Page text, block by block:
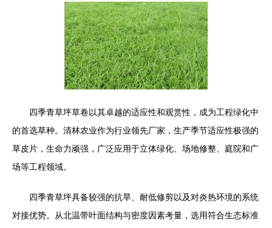
四季青草坪草卷以其卓越的适应性和观赏性，成为工程绿化中
的首选草种。清林农业作为行业领先厂家，生产季节适应性极强的
草皮片，生命力顽强，广泛应用于立体绿化、场地修整、庭院和广
场等工程领域。
四季青草坪具备较强的抗旱、耐低修剪以及对炎热环境的系统
对接优势。从北温带叶面结构与密度因素考量，选用符合生态标准